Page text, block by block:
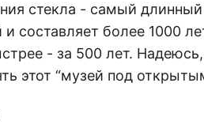
стекла - самый
и составляет более 1000
- за 500 лет.
этот “музей под